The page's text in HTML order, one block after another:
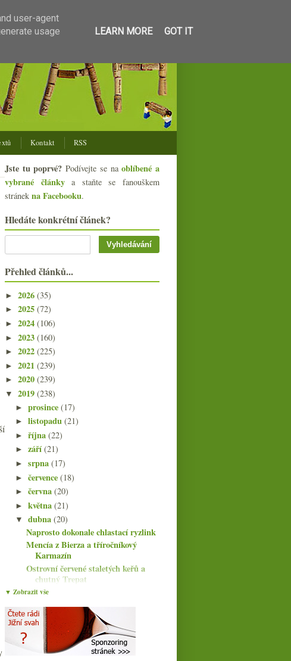
Kontakt RSS
Jste tu poprvé? Podívejte se naoblíbené a
vybrané článkya staňte se fanouškem
stránek na Facebooku.
Hledáte konkrétní článek?
Přehled článků...
► 2026 (35)
► 2025 (72)
► 2024 (106)
► 2023 (160)
► 2022 (225)
► 2021 (239)
► 2020 (239)
▼ 2019 (238)
►prosince(17)
►listopadu(21)
►října(22)
►září(21)
►srpna(17)
►července(18)
►června(20)
►května(21)
▼dubna(20)
Naprosto dokonale chlastací ryzlink
Mencía z Bierza a tříročníkový
Karmazín
Ostrovní červené staletých keřů a
chutný Trepat
Naturální Champagne a fascinující
Bubliny v pokojové teplotě,
Champagne udržitelné, ...
Amforový cider s výhledem na moře
Za naturálnem do Dánska
▼ Zobrazit vše
user-agent
usage
LEARN MORE GOT IT